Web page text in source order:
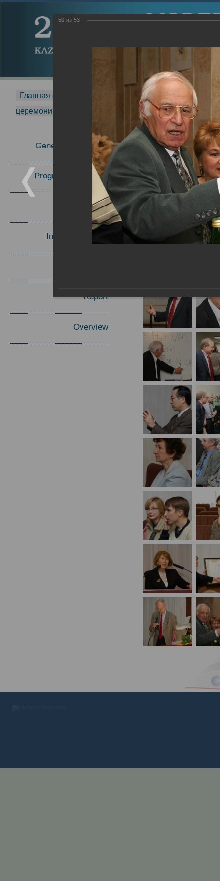
Главная страница 2014 -
церемонии вручения премии Zavoisky Award - 2006 г.
General Information
Program Committee
Topics
Invited Speakers
Report
Overview
Report
2006 г.
50 из 53